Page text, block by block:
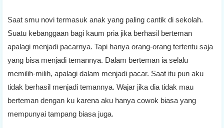
Saat smu novi termasuk anak yang paling cantik di sekolah.
Suatu kebanggaan bagi kaum pria jika berhasil berteman
apalagi menjadi pacarnya. Tapi hanya orang-orang tertentu saja
yang bisa menjadi temannya. Dalam berteman ia selalu
memilih-milih, apalagi dalam menjadi pacar. Saat itu pun aku
tidak berhasil menjadi temannya. Wajar jika dia tidak mau
berteman dengan ku karena aku hanya cowok biasa yang
mempunyai tampang biasa juga.